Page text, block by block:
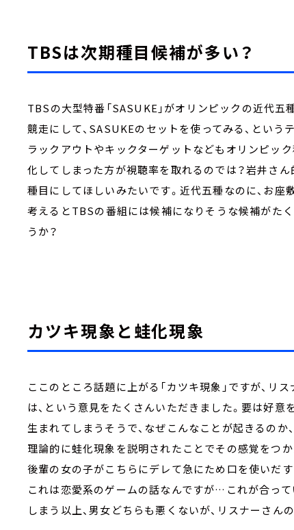
TBSは次期種目候補が多い？
TBSの大型特番「SASUKE」がオリンピックの近代
競走にして、SASUKEのセットを使ってみる、とい
ラックアウトやキックターゲットなどもオリンピッ
化してしまった方が視聴率を取れるのでは？岩井さん
種目にしてほしいみたいです。近代五種なのに、お
考えるとTBSの番組には候補になりそうな候補がた
うか？
カツキ現象と蛙化現象
ここのところ話題に上がる「カツキ現象」ですが、リ
は、という意見をたくさんいただきました。要は好
生まれてしまうそうで、なぜこんなことが起きるのか
理論的に蛙化現象を説明されたことでその感覚をつ
後輩の女の子がこちらにデレて急にため口を使いだす
これは恋愛系のゲームの話なんですが…これが合っ
しまう以上、男女どちらも悪くないが、リスナーさん